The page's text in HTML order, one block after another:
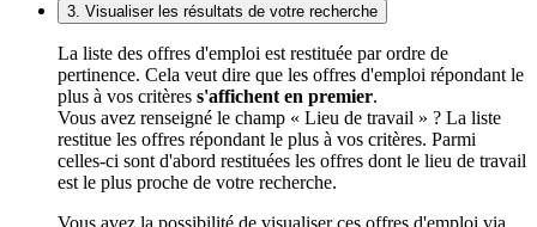
3. Visualiser les résultats de votre recherche
La liste des offres d'emploi est restituée par ordre de
pertinence. Cela veut dire que les offres d'emploi répondant le
plus à vos critères s'affichent en premier.
Vous avez renseigné le champ « Lieu de travail » ? La liste
restitue les offres répondant le plus à vos critères. Parmi
celles-ci sont d'abord restituées les offres dont le lieu de travail
est le plus proche de votre recherche.
Vous avez la possibilité de visualiser ces offres d'emploi via